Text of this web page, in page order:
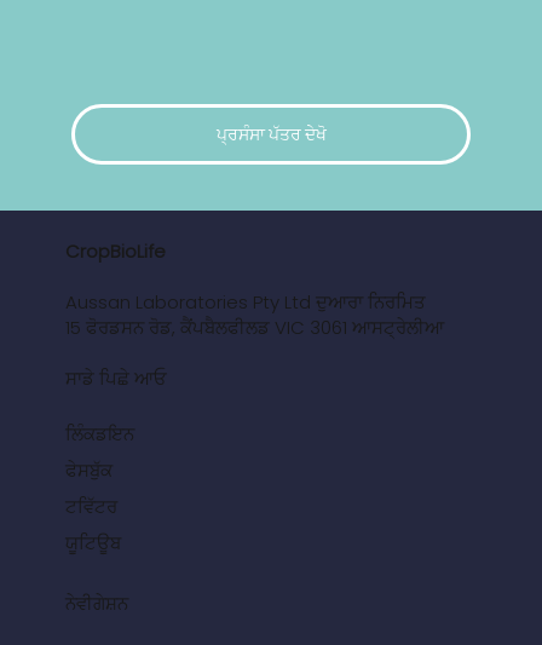
ਪ੍ਰਸੰਸਾ ਪੱਤਰ ਦੇਖੋ
CropBioLife
Aussan Laboratories Pty Ltd ਦੁਆਰਾ ਨਿਰਮਿਤ
15 ਫੋਰਡਸਨ ਰੋਡ, ਕੈਂਪਬੈਲਫੀਲਡ VIC 3061 ਆਸਟ੍ਰੇਲੀਆ
ਸਾਡੇ ਪਿਛੇ ਆਓ
ਲਿੰਕਡਇਨ
ਫੇਸਬੁੱਕ
ਟਵਿੱਟਰ
ਯੂਟਿਊਬ
ਨੇਵੀਗੇਸ਼ਨ